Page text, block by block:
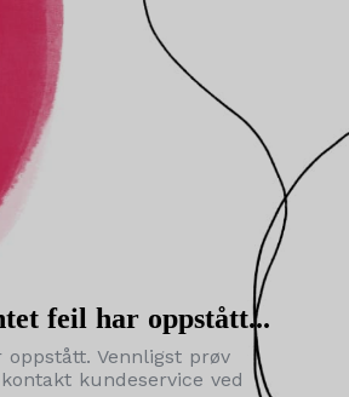
feil har oppstått...
Vennligst prøv
kundeservice ved